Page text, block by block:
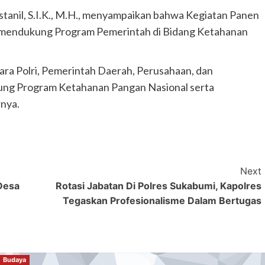
S.I.K., M.H., menyampaikan bahwa Kegiatan Panen
Program Pemerintah di Bidang Ketahanan
Polri, Pemerintah Daerah, Perusahaan, dan
Program Ketahanan Pangan Nasional serta
Next
Rotasi Jabatan Di Polres Sukabumi, Kapolres
Tegaskan Profesionalisme Dalam Bertugas
Budaya